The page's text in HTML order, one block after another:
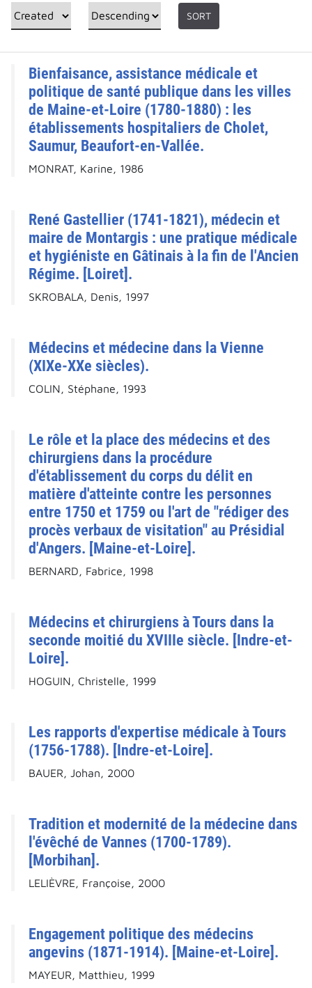
SORT
Bienfaisance, assistance médicale et
politique de santé publique dans les villes
de Maine-et-Loire (1780-1880) : les
établissements hospitaliers de Cholet,
Saumur, Beaufort-en-Vallée.
MONRAT, Karine, 1986
René Gastellier (1741-1821), médecin et
maire de Montargis : une pratique médicale
et hygiéniste en Gâtinais à la fin de l'Ancien
Régime. [Loiret].
SKROBALA, Denis, 1997
Médecins et médecine dans la Vienne
(XIXe-XXe siècles).
COLIN, Stéphane, 1993
Le rôle et la place des médecins et des
chirurgiens dans la procédure
d'établissement du corps du délit en
matière d'atteinte contre les personnes
entre 1750 et 1759 ou l'art de "rédiger des
procès verbaux de visitation" au Présidial
d'Angers. [Maine-et-Loire].
BERNARD, Fabrice, 1998
Médecins et chirurgiens à Tours dans la
seconde moitié du XVIIIe siècle. [Indre-et-
Loire].
HOGUIN, Christelle, 1999
Les rapports d'expertise médicale à Tours
(1756-1788). [Indre-et-Loire].
BAUER, Johan, 2000
Tradition et modernité de la médecine dans
l'évêché de Vannes (1700-1789).
[Morbihan].
LELIÈVRE, Françoise, 2000
Engagement politique des médecins
angevins (1871-1914). [Maine-et-Loire].
MAYEUR, Matthieu, 1999